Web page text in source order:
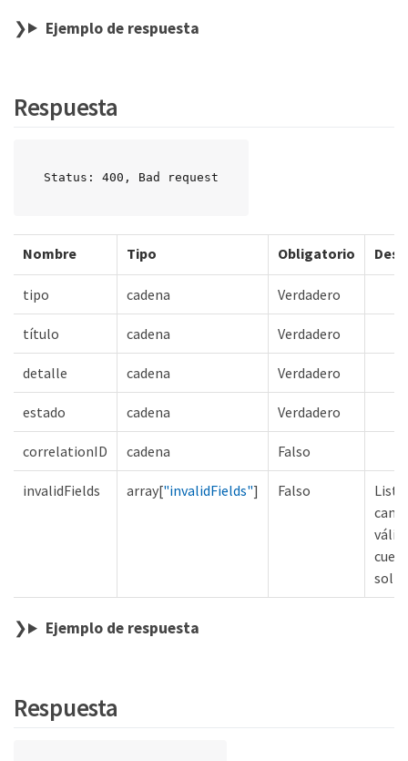
Ejemplo de respuesta
Respuesta
Status: 400, Bad request
Nombre Tipo Obligatorio
tipo cadena Verdadero
título cadena Verdadero
detalle cadena Verdadero
estado cadena Verdadero
correlationID cadena Falso
invalidFields array["invalidFields"] Falso
Lista
Ejemplo de respuesta
Respuesta